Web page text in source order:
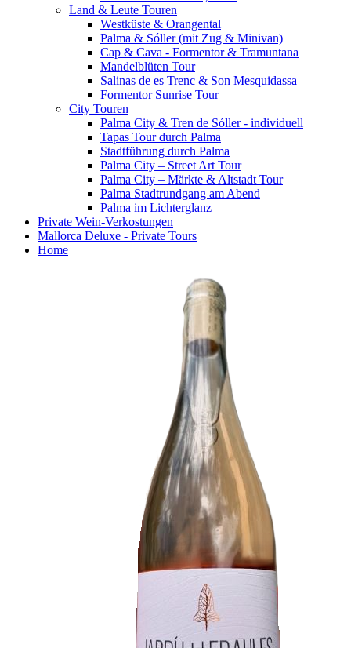
Land & Leute Touren
Westküste & Orangental
Palma & Sóller (mit Zug & Minivan)
Cap & Cava - Formentor & Tramuntana
Mandelblüten Tour
Salinas de es Trenc & Son Mesquidassa
Formentor Sunrise Tour
City Touren
Palma City & Tren de Sóller - individuell
Tapas Tour durch Palma
Stadtführung durch Palma
Palma City – Street Art Tour
Palma City – Märkte & Altstadt Tour
Palma Stadtrundgang am Abend
Palma im Lichterglanz
Private Wein-Verkostungen
Mallorca Deluxe - Private Tours
Home